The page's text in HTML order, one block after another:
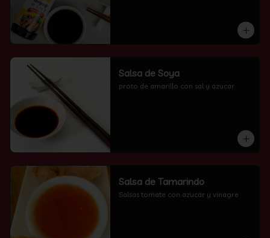
Salsa de Soya
proto de amarillo con sal y azucar
Salsa de Tamarindo
Salsas tomate con azucar y vinagre